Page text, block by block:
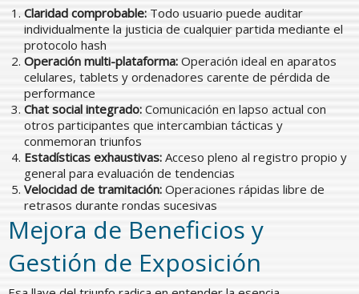
Claridad comprobable: Todo usuario puede auditar
individualmente la justicia de cualquier partida mediante el
protocolo hash
Operación multi-plataforma: Operación ideal en aparatos
celulares, tablets y ordenadores carente de pérdida de
performance
Chat social integrado: Comunicación en lapso actual con
otros participantes que intercambian tácticas y
conmemoran triunfos
Estadísticas exhaustivas: Acceso pleno al registro propio y
general para evaluación de tendencias
Velocidad de tramitación: Operaciones rápidas libre de
retrasos durante rondas sucesivas
Mejora de Beneficios y
Gestión de Exposición